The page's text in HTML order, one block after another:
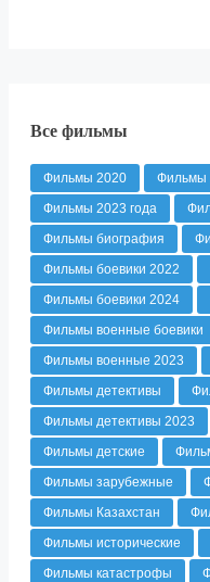
Все фильмы
Фильмы 2020 Фильмы
Фильмы 2023 года
Фильмы биография
Фильмы боевики 2022
Фильмы боевики 2024
Фильмы военные боевики
Фильмы военные 2023
Фильмы детективы
Фильмы детективы 2023
Фильмы детские
Фильмы зарубежные
Фильмы Казахстан
Фильмы исторические
Фильмы катастрофы